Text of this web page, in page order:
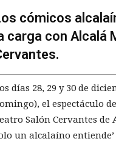
cómicos
carga con Alcalá
días 28, 29 y 30 de
el espectáculo
Salón Cervantes de
un alcalaíno